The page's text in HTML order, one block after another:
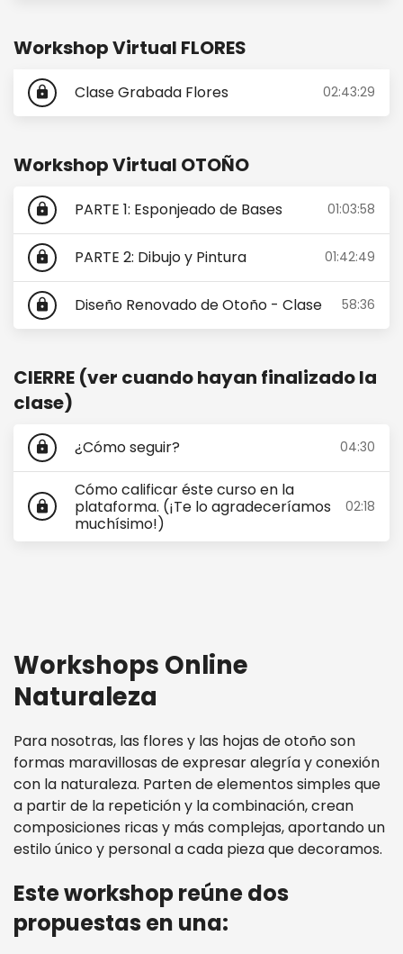
Workshop Virtual FLORES
lock Clase Grabada Flores 02:43:29
Workshop Virtual OTOÑO
lock PARTE 1: Esponjeado de Bases 01:03:58
lock PARTE 2: Dibujo y Pintura 01:42:49
lock Diseño Renovado de Otoño - Clase 58:36
CIERRE (ver cuando hayan finalizado la
clase)
lock ¿Cómo seguir? 04:30
lock
Cómo calificar éste curso en la
plataforma. (¡Te lo agradeceríamos
muchísimo!)
02:18
Workshops Online
Naturaleza
Para nosotras, las flores y las hojas de otoño son
formas maravillosas de expresar alegría y conexión
con la naturaleza. Parten de elementos simples que
a partir de la repetición y la combinación, crean
composiciones ricas y más complejas, aportando un
estilo único y personal a cada pieza que decoramos.
Este workshop reúne dos
propuestas en una: